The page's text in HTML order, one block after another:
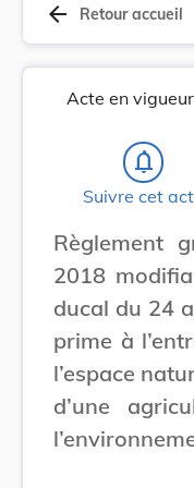
arrow_back Retour accueil
Acte en vigueur
notifications_none
Suivre cet
Règlement
2018
ducal du 24
prime à
l’espace
d’une